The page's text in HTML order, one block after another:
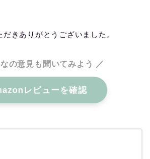
きありがとうございました。
の意見も聞いてみよう ／
レビューを確認